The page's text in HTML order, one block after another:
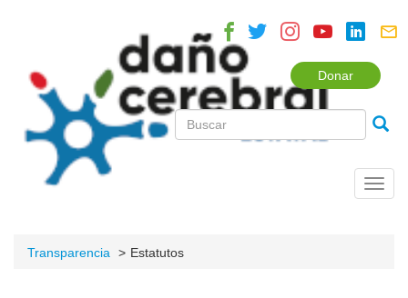
Donar
Transparencia Estatutos